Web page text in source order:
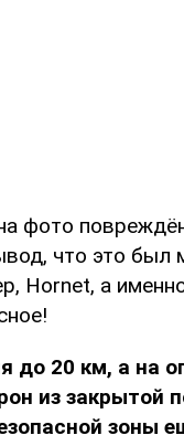
фото
что это
Hornet, а
до 20 км, а на
из закрытой
зоны